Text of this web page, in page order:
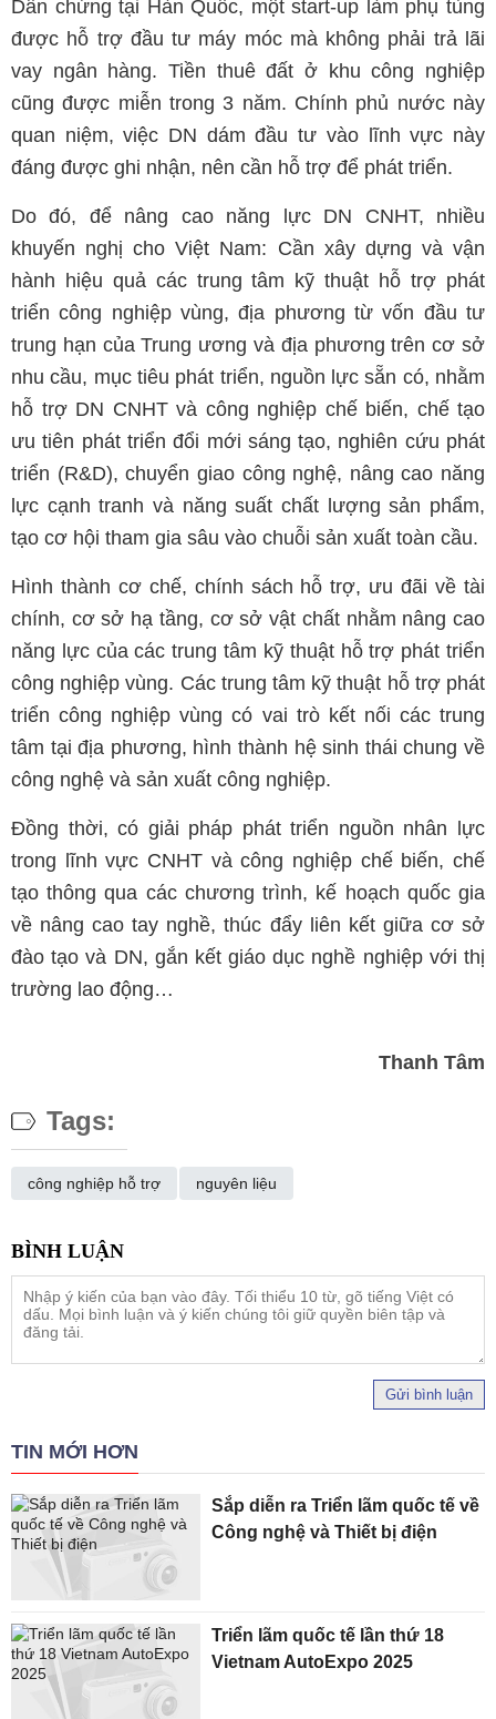
Dẫn chứng tại Hàn Quốc, một start-up làm phụ tùng
được hỗ trợ đầu tư máy móc mà không phải trả lãi
vay ngân hàng. Tiền thuê đất ở khu công nghiệp
cũng được miễn trong 3 năm. Chính phủ nước này
quan niệm, việc DN dám đầu tư vào lĩnh vực này
đáng được ghi nhận, nên cần hỗ trợ để phát triển.
Do đó, để nâng cao năng lực DN CNHT, nhiều
khuyến nghị cho Việt Nam: Cần xây dựng và vận
hành hiệu quả các trung tâm kỹ thuật hỗ trợ phát
triển công nghiệp vùng, địa phương từ vốn đầu tư
trung hạn của Trung ương và địa phương trên cơ sở
nhu cầu, mục tiêu phát triển, nguồn lực sẵn có, nhằm
hỗ trợ DN CNHT và công nghiệp chế biến, chế tạo
ưu tiên phát triển đổi mới sáng tạo, nghiên cứu phát
triển (R&D), chuyển giao công nghệ, nâng cao năng
lực cạnh tranh và năng suất chất lượng sản phẩm,
tạo cơ hội tham gia sâu vào chuỗi sản xuất toàn cầu.
Hình thành cơ chế, chính sách hỗ trợ, ưu đãi về tài
chính, cơ sở hạ tầng, cơ sở vật chất nhằm nâng cao
năng lực của các trung tâm kỹ thuật hỗ trợ phát triển
công nghiệp vùng. Các trung tâm kỹ thuật hỗ trợ phát
triển công nghiệp vùng có vai trò kết nối các trung
tâm tại địa phương, hình thành hệ sinh thái chung về
công nghệ và sản xuất công nghiệp.
Đồng thời, có giải pháp phát triển nguồn nhân lực
trong lĩnh vực CNHT và công nghiệp chế biến, chế
tạo thông qua các chương trình, kế hoạch quốc gia
về nâng cao tay nghề, thúc đẩy liên kết giữa cơ sở
đào tạo và DN, gắn kết giáo dục nghề nghiệp với thị
trường lao động…
Thanh Tâm
Tags:
công nghiệp hỗ trợ nguyên liệu
Gửi bình luận
TIN MỚI HƠN
Sắp diễn ra Triển lãm quốc tế về
Công nghệ và Thiết bị điện
Triển lãm quốc tế lần thứ 18
Vietnam AutoExpo 2025